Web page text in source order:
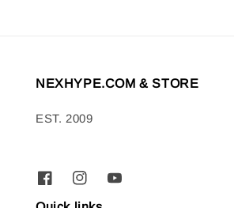
NEXHYPE.COM & STORE
EST. 2009